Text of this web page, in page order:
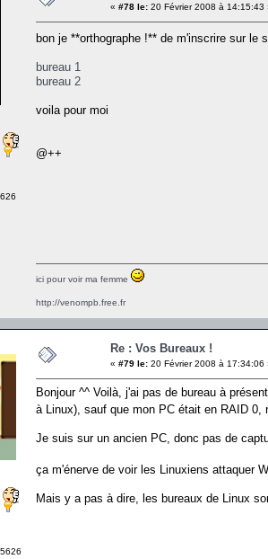
« #78 le: 20 Février 2008 à 14:15:43
bon je **orthographe !** de m'inscrire sur
bureau 1
bureau 2
voila pour moi
@++
ici pour voir ma femme
http://venompb.free.fr
Re : Vos Bureaux !
« #79 le: 20 Février 2008 à 17:34:06
Bonjour ^^ Voilà, j'ai pas de bureau à
à Linux), sauf que mon PC était en RAID
Je suis sur un ancien PC, donc pas de
ça m'énerve de voir les Linuxiens attaquer
Mais y a pas à dire, les bureaux de Linux